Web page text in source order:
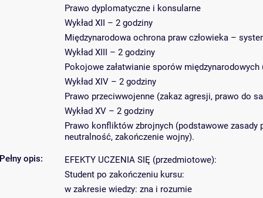
Pełny opis:
Prawo dyplomatyczne i konsularne
Wykład XII – 2 godziny
Międzynarodowa ochrona praw człowieka –
Wykład XIII – 2 godziny
Pokojowe załatwianie sporów
Wykład XIV – 2 godziny
Prawo przeciwwojenne (zakaz agresji, prawo do
Wykład XV – 2 godziny
Prawo konfliktów zbrojnych (podstawowe zasady
neutralność, zakończenie wojny).
EFEKTY UCZENIA SIĘ (przedmiotowe):
Student po zakończeniu kursu:
w zakresie wiedzy: zna i rozumie